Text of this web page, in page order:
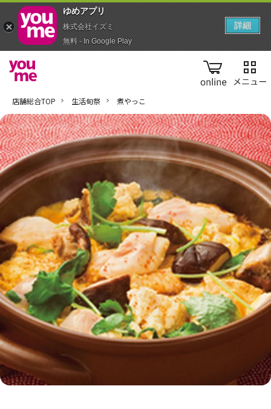
online
店舗総合TOP 生活旬祭 煮やっこ
ゆめアプ‪リ‬
株式会社イズミ
無料 - In Google Play
詳細